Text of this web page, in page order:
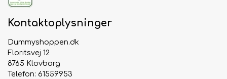
Kontaktoplysninger
Dummyshoppen.dk
Floritsvej 12
8765 Klovborg
Telefon: 61559953